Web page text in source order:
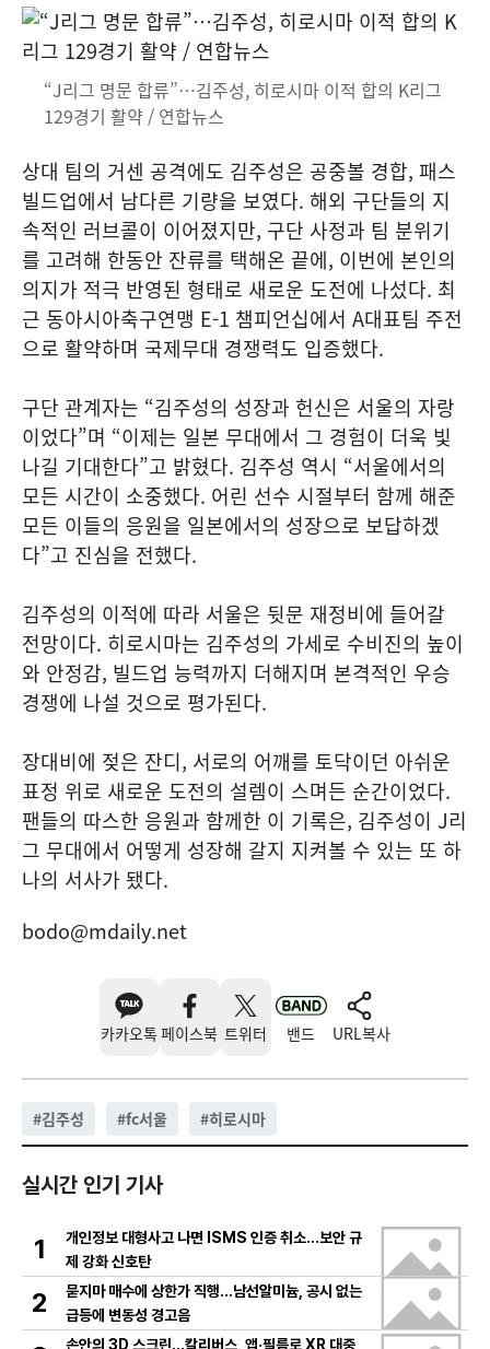
“J리그 명문 합류”…김주성, 히로시마 이적 합의 K리그
129경기 활약 / 연합뉴스
상대 팀의 거센 공격에도 김주성은 공중볼 경합, 패스
빌드업에서 남다른 기량을 보였다. 해외 구단들의 지
속적인 러브콜이 이어졌지만, 구단 사정과 팀 분위기
를 고려해 한동안 잔류를 택해온 끝에, 이번에 본인의
의지가 적극 반영된 형태로 새로운 도전에 나섰다. 최
근 동아시아축구연맹 E-1 챔피언십에서 A대표팀 주전
으로 활약하며 국제무대 경쟁력도 입증했다.
구단 관계자는 “김주성의 성장과 헌신은 서울의 자랑
이었다”며 “이제는 일본 무대에서 그 경험이 더욱 빛
나길 기대한다”고 밝혔다. 김주성 역시 “서울에서의
모든 시간이 소중했다. 어린 선수 시절부터 함께 해준
모든 이들의 응원을 일본에서의 성장으로 보답하겠
다”고 진심을 전했다.
김주성의 이적에 따라 서울은 뒷문 재정비에 들어갈
전망이다. 히로시마는 김주성의 가세로 수비진의 높이
와 안정감, 빌드업 능력까지 더해지며 본격적인 우승
경쟁에 나설 것으로 평가된다.
장대비에 젖은 잔디, 서로의 어깨를 토닥이던 아쉬운
표정 위로 새로운 도전의 설렘이 스며든 순간이었다.
팬들의 따스한 응원과 함께한 이 기록은, 김주성이 J리
그 무대에서 어떻게 성장해 갈지 지켜볼 수 있는 또 하
나의 서사가 됐다.
bodo@mdaily.net
카카오톡 페이스북 트위터 밴드 URL복사
#김주성 #fc서울 #히로시마
실시간 인기 기사
1
개인정보 대형사고 나면 ISMS 인증 취소…보안 규
제 강화 신호탄
2
묻지마 매수에 상한가 직행…남선알미늄, 공시 없는
급등에 변동성 경고음
손안의 3D 스크린…칼리버스, 앱·필름로 XR 대중